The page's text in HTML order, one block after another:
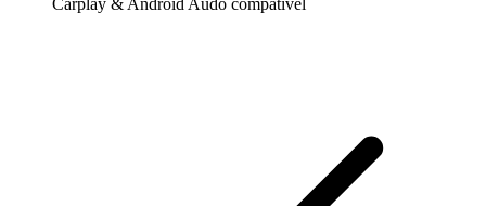
Carplay & Android Audo compatìvel